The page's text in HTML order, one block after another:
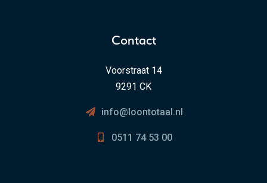
Contact
Voorstraat 14
9291 CK
info@loontotaal.nl
0511 74 53 00